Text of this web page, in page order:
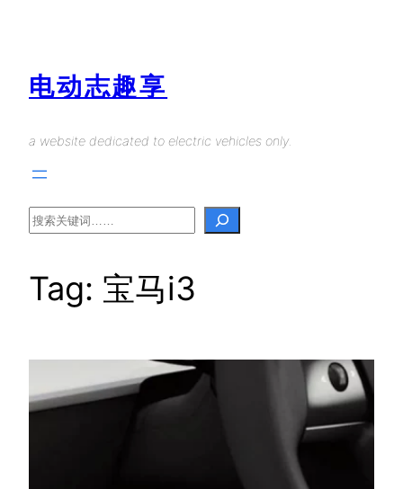
电动志趣享
a website dedicated to electric vehicles only.
Search
Tag: 宝马i3